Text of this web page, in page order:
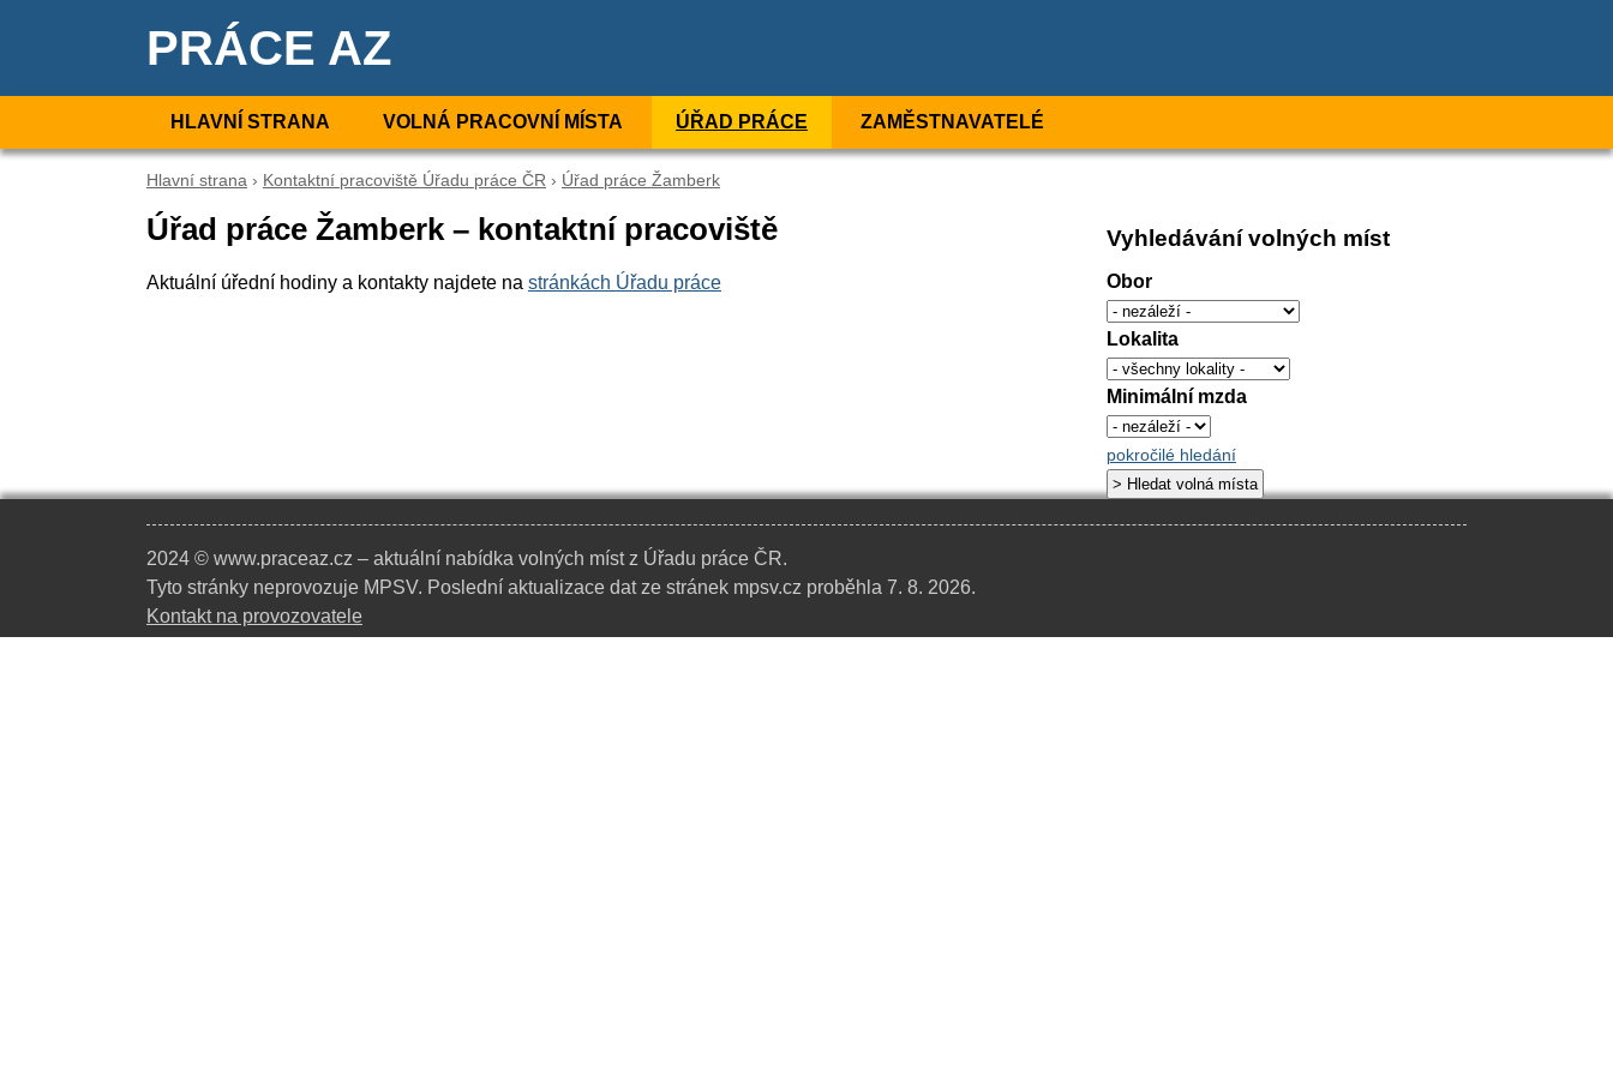
PRÁCE AZ
HLAVNÍ STRANA VOLNÁ PRACOVNÍ MÍSTA ÚŘAD PRÁCE ZAMĚSTNAVATELÉ
Hlavní strana › Kontaktní pracoviště Úřadu práce ČR › Úřad práce Žamberk
Úřad práce Žamberk – kontaktní pracoviště
Aktuální úřední hodiny a kontakty najdete na stránkách Úřadu práce
Vyhledávání volných míst
Obor
Lokalita
Minimální mzda
pokročilé hledání
2024 © www.praceaz.cz – aktuální nabídka volných míst z Úřadu práce ČR.
Tyto stránky neprovozuje MPSV. Poslední aktualizace dat ze stránek mpsv.cz proběhla 7. 8. 2026.
Kontakt na provozovatele